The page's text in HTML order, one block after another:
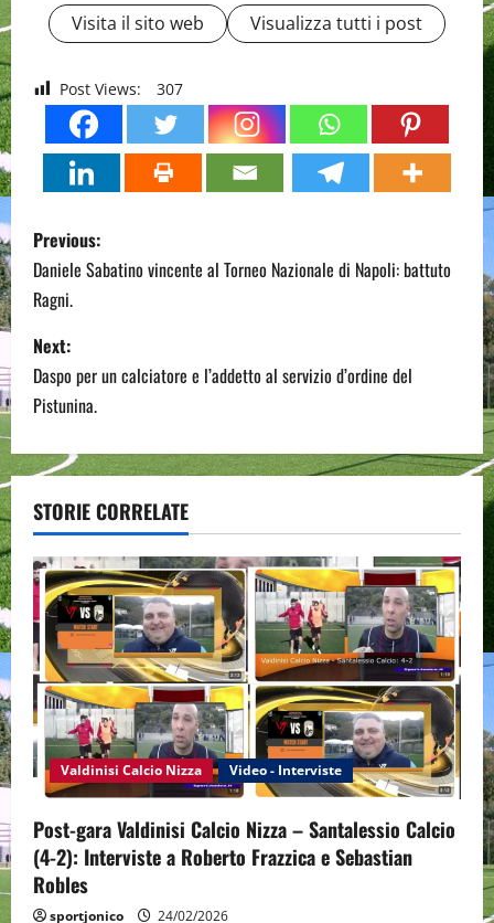
Visita il sito web Visualizza tutti i post
Post Views: 307
P
o
s
t
n
a
v
i
g
a
t
i
o
n
Previous:
Daniele Sabatino vincente al Torneo Nazionale di Napoli: battuto
Ragni.
Next:
Daspo per un calciatore e l’addetto al servizio d’ordine del
Pistunina.
STORIE CORRELATE
Valdinisi Calcio Nizza Video - Interviste
Post-gara Valdinisi Calcio Nizza – Santalessio Calcio
(4-2): Interviste a Roberto Frazzica e Sebastian
Robles
sportjonico 24/02/2026